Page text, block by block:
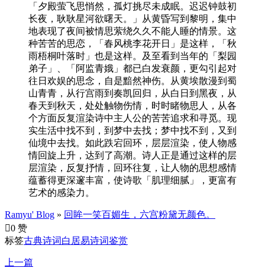
「夕殿萤飞思悄然，孤灯挑尽未成眠。迟迟钟鼓初
长夜，耿耿星河欲曙天。」从黄昏写到黎明，集中
地表现了夜间被情思萦绕久久不能人睡的情景。这
种苦苦的思恋，「春风桃李花开日」是这样，「秋
雨梧桐叶落时」也是这样。及至看到当年的「梨园
弟子」、「阿监青娥」都已白发衰颜，更勾引起对
往日欢娱的思念，自是黯然神伤。从黄埃散漫到蜀
山青青，从行宫雨到奏凯回归，从白日到黑夜，从
春天到秋天，处处触物伤情，时时睹物思人，从各
个方面反复渲染诗中主人公的苦苦追求和寻觅。现
实生活中找不到，到梦中去找；梦中找不到，又到
仙境中去找。如此跌宕回环，层层渲染，使人物感
情回旋上升，达到了高潮。诗人正是通过这样的层
层渲染，反复抒情，回环往复，让人物的思想感情
蕴蓄得更深邃丰富，使诗歌「肌理细腻」，更富有
艺术的感染力。
Ramyu' Blog » 回眸一笑百媚生，六宫粉黛无颜色。
0 赞
标签古典诗词白居易诗词鉴赏
上一篇